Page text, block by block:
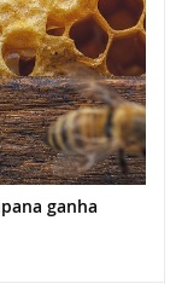
ganha